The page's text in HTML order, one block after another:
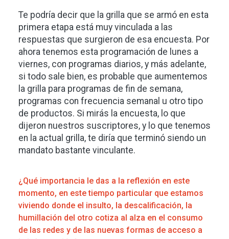
Te podría decir que la grilla que se armó en esta
primera etapa está muy vinculada a las
respuestas que surgieron de esa encuesta. Por
ahora tenemos esta programación de lunes a
viernes, con programas diarios, y más adelante,
si todo sale bien, es probable que aumentemos
la grilla para programas de fin de semana,
programas con frecuencia semanal u otro tipo
de productos. Si mirás la encuesta, lo que
dijeron nuestros suscriptores, y lo que tenemos
en la actual grilla, te diría que terminó siendo un
mandato bastante vinculante.
¿Qué importancia le das a la reflexión en este
momento, en este tiempo particular que estamos
viviendo donde el insulto, la descalificación, la
humillación del otro cotiza al alza en el consumo
de las redes y de las nuevas formas de acceso a